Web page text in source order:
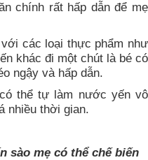
chính rất hấp dẫn để mẹ
các loại thực phẩm như
khác đi một chút là bé có
ngậy và hấp dẫn.
thể tự làm nước yến vô
nhiều thời gian.
sào mẹ có thể chế biến